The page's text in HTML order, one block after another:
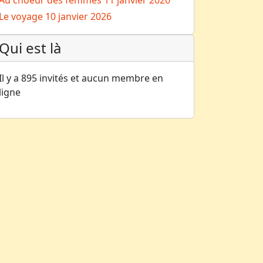
des co-présidentes et infos pratiques
Le voyage 10 janvier 2026
Qui est là
y a 895 invités et aucun membre en
ligne